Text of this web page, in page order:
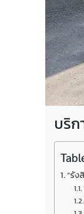
บริ
“รัง